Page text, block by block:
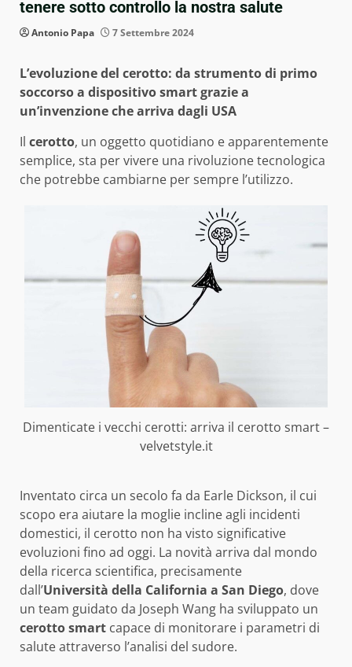
tenere sotto controllo la nostra salute
Antonio Papa 7 Settembre 2024
L’evoluzione del cerotto: da strumento di primo
soccorso a dispositivo smart grazie a
un’invenzione che arriva dagli USA
Il cerotto, un oggetto quotidiano e apparentemente
semplice, sta per vivere una rivoluzione tecnologica
che potrebbe cambiarne per sempre l’utilizzo.
Dimenticate i vecchi cerotti: arriva il cerotto smart –
velvetstyle.it
Inventato circa un secolo fa da Earle Dickson, il cui
scopo era aiutare la moglie incline agli incidenti
domestici, il cerotto non ha visto significative
evoluzioni fino ad oggi. La novità arriva dal mondo
della ricerca scientifica, precisamente
dall’Università della California a San Diego, dove
un team guidato da Joseph Wang ha sviluppato un
cerotto smart capace di monitorare i parametri di
salute attraverso l’analisi del sudore.